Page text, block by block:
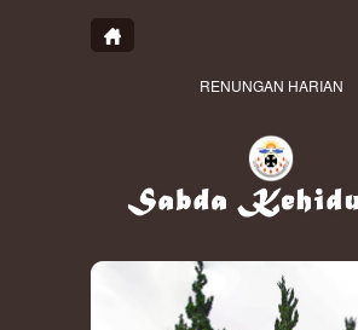
RENUNGAN HARIAN